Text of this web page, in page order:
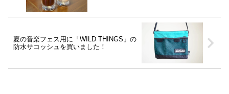
夏の音楽フェス用に「WILD THINGS」の
防水サコッシュを買いました！